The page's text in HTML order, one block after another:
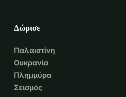
Δώρισε
Παλαιστίνη
Ουκρανία
Πλημμύρα
Σεισμός